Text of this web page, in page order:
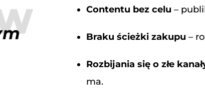
Contentu bez celu –
Braku ścieżki zakupu –
Rozbijania się o złe
ma.